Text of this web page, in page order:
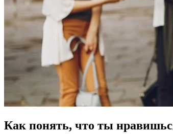
Как понять, что ты